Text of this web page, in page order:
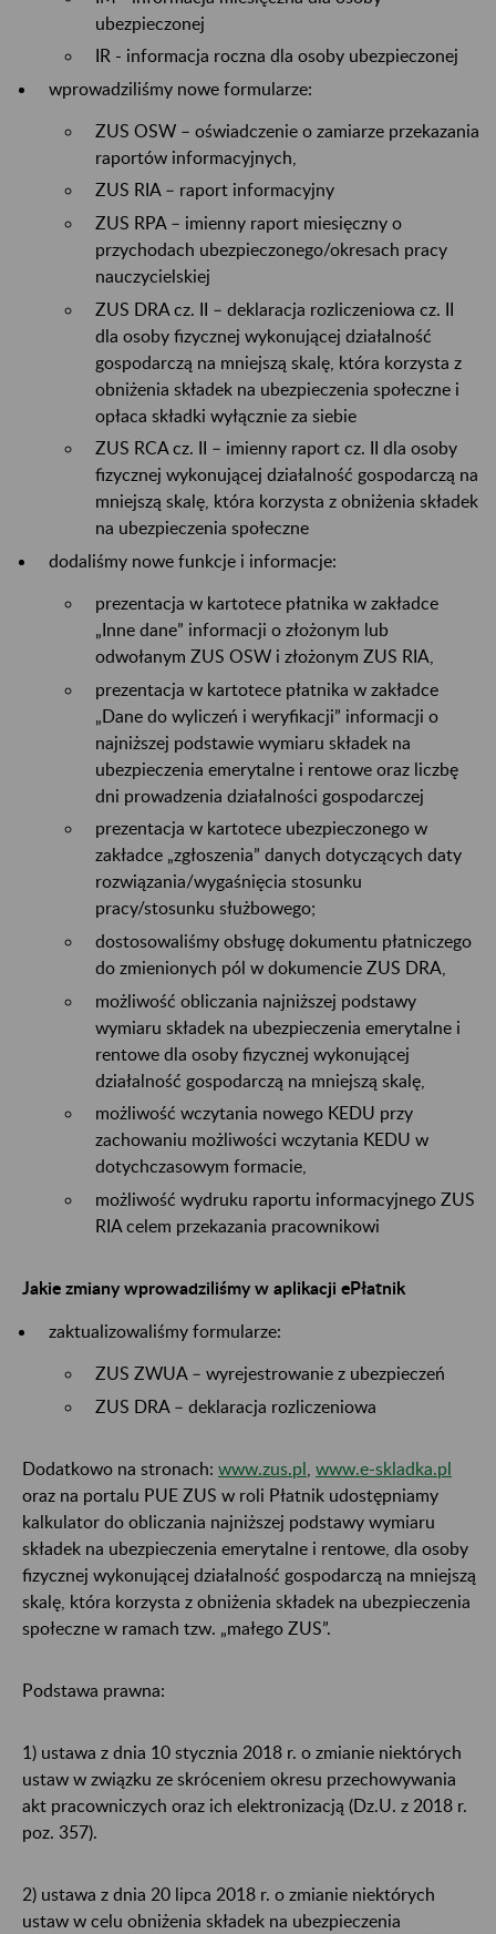
ubezpieczonej
IR - informacja roczna dla osoby ubezpieczonej
wprowadziliśmy nowe formularze:
ZUS OSW – oświadczenie o zamiarze przekazania
raportów informacyjnych,
ZUS RIA – raport informacyjny
ZUS RPA – imienny raport miesięczny o
przychodach ubezpieczonego/okresach pracy
nauczycielskiej
ZUS DRA cz. II – deklaracja rozliczeniowa cz. II
dla osoby fizycznej wykonującej działalność
gospodarczą na mniejszą skalę, która korzysta z
obniżenia składek na ubezpieczenia społeczne i
opłaca składki wyłącznie za siebie
ZUS RCA cz. II – imienny raport cz. II dla osoby
fizycznej wykonującej działalność gospodarczą na
mniejszą skalę, która korzysta z obniżenia składek
na ubezpieczenia społeczne
dodaliśmy nowe funkcje i informacje:
prezentacja w kartotece płatnika w zakładce
„Inne dane” informacji o złożonym lub
odwołanym ZUS OSW i złożonym ZUS RIA,
prezentacja w kartotece płatnika w zakładce
„Dane do wyliczeń i weryfikacji” informacji o
najniższej podstawie wymiaru składek na
ubezpieczenia emerytalne i rentowe oraz liczbę
dni prowadzenia działalności gospodarczej
prezentacja w kartotece ubezpieczonego w
zakładce „zgłoszenia” danych dotyczących daty
rozwiązania/wygaśnięcia stosunku
pracy/stosunku służbowego;
dostosowaliśmy obsługę dokumentu płatniczego
do zmienionych pól w dokumencie ZUS DRA,
możliwość obliczania najniższej podstawy
wymiaru składek na ubezpieczenia emerytalne i
rentowe dla osoby fizycznej wykonującej
działalność gospodarczą na mniejszą skalę,
możliwość wczytania nowego KEDU przy
zachowaniu możliwości wczytania KEDU w
dotychczasowym formacie,
możliwość wydruku raportu informacyjnego ZUS
RIA celem przekazania pracownikowi
Jakie zmiany wprowadziliśmy w aplikacji ePłatnik
zaktualizowaliśmy formularze:
ZUS ZWUA – wyrejestrowanie z ubezpieczeń
ZUS DRA – deklaracja rozliczeniowa
Dodatkowo na stronach: www.zus.pl www.e-skladka.pl
oraz na portalu PUE ZUS w roli Płatnik udostępniamy
kalkulator do obliczania najniższej podstawy wymiaru
składek na ubezpieczenia emerytalne i rentowe, dla osoby
fizycznej wykonującej działalność gospodarczą na mniejszą
skalę, która korzysta z obniżenia składek na ubezpieczenia
społeczne w ramach tzw. „małego ZUS”.
Podstawa prawna:
1) ustawa z dnia 10 stycznia 2018 r. o zmianie niektórych
ustaw w związku ze skróceniem okresu przechowywania
akt pracowniczych oraz ich elektronizacją (Dz.U. z 2018 r.
poz. 357).
2) ustawa z dnia 20 lipca 2018 r. o zmianie niektórych
ustaw w celu obniżenia składek na ubezpieczenia